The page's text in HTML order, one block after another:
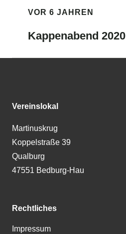
VOR 6 JAHREN
Kappenabend 2020
Vereinslokal
Martinuskrug
Koppelstraße 39
Qualburg
47551 Bedburg-Hau
Rechtliches
Impressum